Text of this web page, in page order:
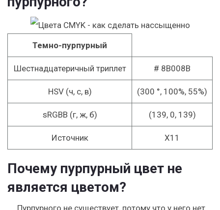
Темно-пурпурный
Шестнадцатеричный триплет # 8B008B
HSV (ч, с, в) (300 °, 100%, 55%)
sRGBB (г, ж, б) (139, 0, 139)
Источник X11
Почему пурпурный цвет не
является цветом?